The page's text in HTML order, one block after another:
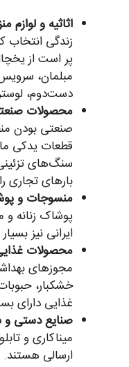
اثاثیه و لوازم
زندگی انتخاب
پر است از
مبلمان،
دست‌دوم، لوستر
محصولات
صنعتی بودن
قطعات یدکی
سنگ‌های
بارهای تجاری
منسوجات و
پوشاک زنانه
ایرانی نیز
محصولات
مجوزهای
خشکبار،
غذایی دارای
صنایع دستی
میناکاری و
ارسالی هستند.